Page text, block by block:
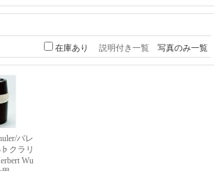
在庫あり 説明付き一覧 写真のみ一覧
バレ
クラリ
Wu